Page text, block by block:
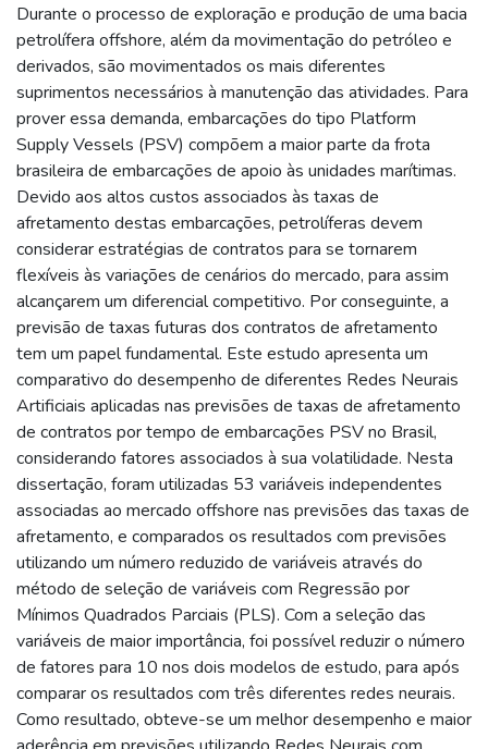
Durante o processo de exploração e produção de uma bacia
petrolífera offshore, além da movimentação do petróleo e
derivados, são movimentados os mais diferentes
suprimentos necessários à manutenção das atividades. Para
prover essa demanda, embarcações do tipo Platform
Supply Vessels (PSV) compõem a maior parte da frota
brasileira de embarcações de apoio às unidades marítimas.
Devido aos altos custos associados às taxas de
afretamento destas embarcações, petrolíferas devem
considerar estratégias de contratos para se tornarem
flexíveis às variações de cenários do mercado, para assim
alcançarem um diferencial competitivo. Por conseguinte, a
previsão de taxas futuras dos contratos de afretamento
tem um papel fundamental. Este estudo apresenta um
comparativo do desempenho de diferentes Redes Neurais
Artificiais aplicadas nas previsões de taxas de afretamento
de contratos por tempo de embarcações PSV no Brasil,
considerando fatores associados à sua volatilidade. Nesta
dissertação, foram utilizadas 53 variáveis independentes
associadas ao mercado offshore nas previsões das taxas de
afretamento, e comparados os resultados com previsões
utilizando um número reduzido de variáveis através do
método de seleção de variáveis com Regressão por
Mínimos Quadrados Parciais (PLS). Com a seleção das
variáveis de maior importância, foi possível reduzir o número
de fatores para 10 nos dois modelos de estudo, para após
comparar os resultados com três diferentes redes neurais.
Como resultado, obteve-se um melhor desempenho e maior